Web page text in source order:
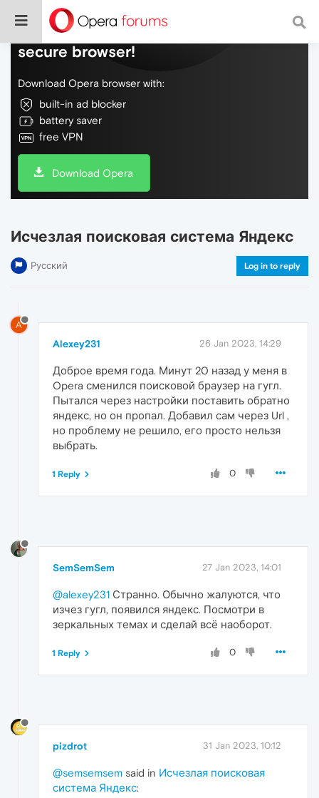
Do more on the web, with a fast and
secure browser!
Download Opera browser with:
built-in ad blocker
battery saver
free VPN
Download Opera
Исчезлая поисковая система Яндекс
Русский Log in to reply
A
Alexey231 26 Jan 2023, 14:29
Доброе время года. Минут 20 назад у меня в
Opera сменился поисковой браузер на гугл.
Пытался через настройки поставить обратно
яндекс, но он пропал. Добавил сам через Url ,
но проблему не решило, его просто нельзя
выбрать.
0
1 Reply
SemSemSem 27 Jan 2023, 14:01
@alexey231 Странно. Обычно жалуются, что
изчез гугл, появился яндекс. Посмотри в
зеркальных темах и сделай всё наоборот.
0
1 Reply
pizdrot 31 Jan 2023, 10:12
@semsemsem said in Исчезлая поисковая
система Яндекс: